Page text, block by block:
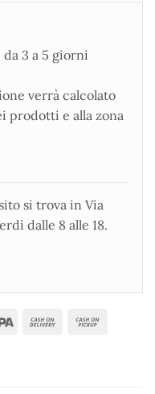
3 a 5 giorni
verrà calcolato
prodotti e alla zona
si trova in Via
dalle 8 alle 18.